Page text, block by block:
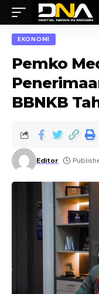
EKONOMI
Pemko
BBNKB
Editor